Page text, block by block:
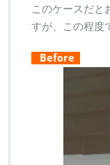
このケースだと
すが、この程度
Before